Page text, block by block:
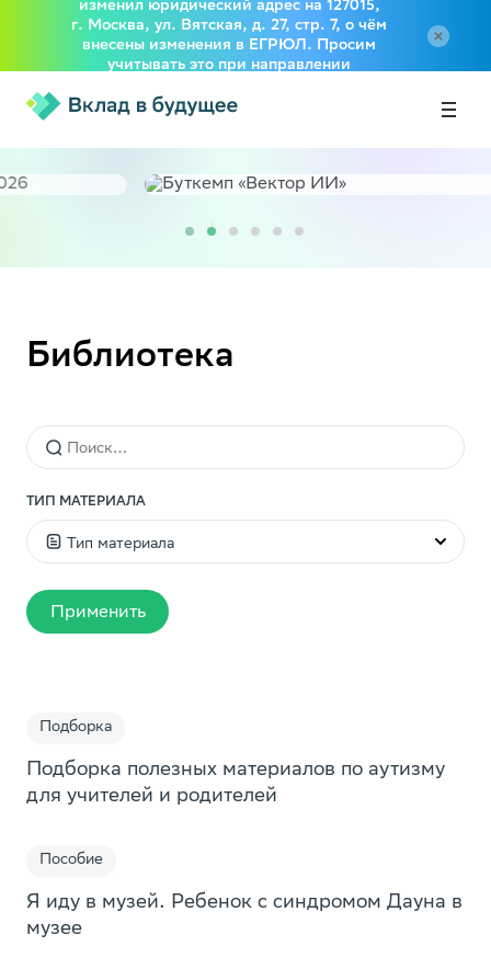
изменил юридический адрес на 127015,
г. Москва, ул. Вятская, д. 27, стр. 7, о чём
внесены изменения в ЕГРЮЛ. Просим
учитывать это при направлении
Библиотека
ТИП МАТЕРИАЛА
Тип материала
Статья
Дайджест
Книга
Подборка
Образовательная игра
Применить
Подборка
Подборка полезных материалов по аутизму
для учителей и родителей
Пособие
Я иду в музей. Ребенок с синдромом Дауна в
музее